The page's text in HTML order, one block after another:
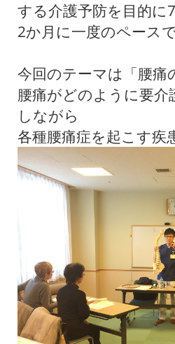
する介護予防を目的に
2か月に一度のペース
今回のテーマは「腰
腰痛がどのように要
しながら
各種腰痛症を起こす